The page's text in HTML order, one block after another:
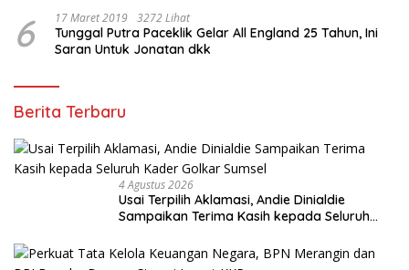
6 17 Maret 2019 3272 Lihat
Tunggal Putra Paceklik Gelar All England 25 Tahun, Ini
Saran Untuk Jonatan dkk
Berita Terbaru
4 Agustus 2026
Usai Terpilih Aklamasi, Andie Dinialdie
Sampaikan Terima Kasih kepada Seluruh